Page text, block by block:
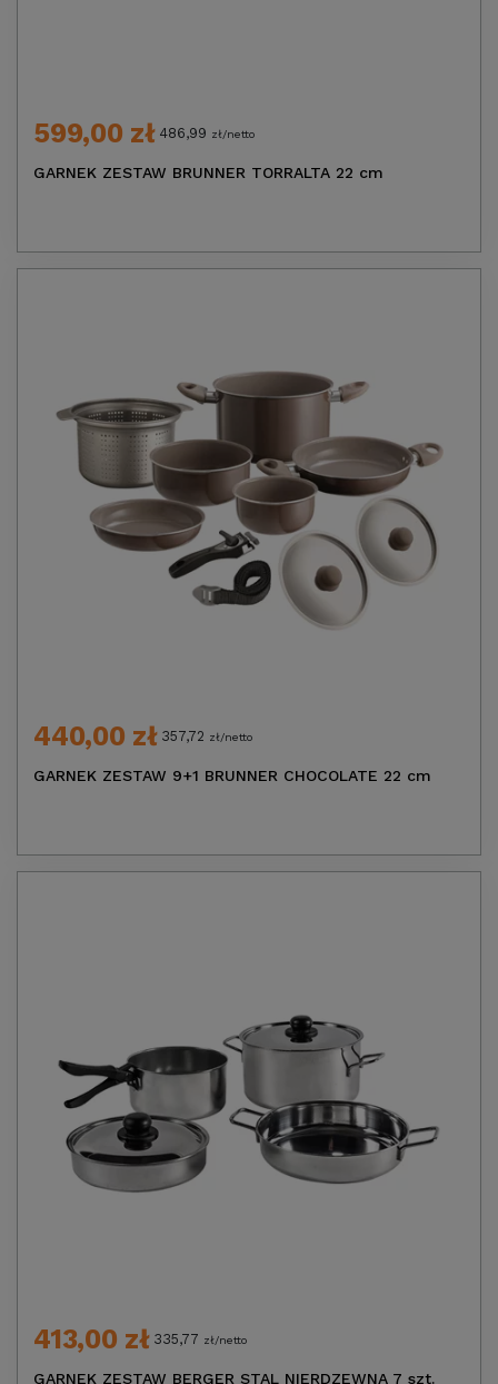
599,00 zł 486,99 zł/netto
GARNEK ZESTAW BRUNNER TORRALTA 22 cm
440,00 zł 357,72 zł/netto
GARNEK ZESTAW 9+1 BRUNNER CHOCOLATE 22 cm
413,00 zł 335,77 zł/netto
GARNEK ZESTAW BERGER STAL NIERDZEWNA 7 szt.